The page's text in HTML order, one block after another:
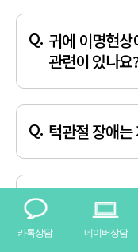
귀에 이명현
관련이 있나요
턱관절 장애
턱관절 치료
카톡상담 네이버상담